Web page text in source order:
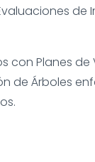
Planes de
de Árboles